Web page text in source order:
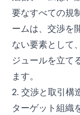
要なすべての規
ームは、交渉を
ない要素として
ジュールを立て
ます。
2. 交渉と取引構
ターゲット組織